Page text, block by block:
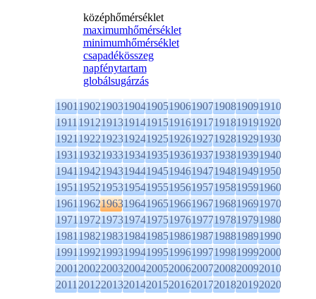
középhőmérséklet
maximumhőmérséklet
minimumhőmérséklet
csapadékösszeg
napfénytartam
globálsugárzás
1901190219031904190519061907190819091910
1911191219131914191519161917191819191920
1921192219231924192519261927192819291930
1931193219331934193519361937193819391940
1941194219431944194519461947194819491950
1951195219531954195519561957195819591960
1961196219631964196519661967196819691970
1971197219731974197519761977197819791980
1981198219831984198519861987198819891990
1991199219931994199519961997199819992000
2001200220032004200520062007200820092010
2011201220132014201520162017201820192020